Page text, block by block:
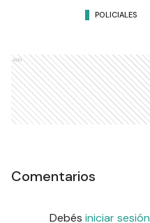
POLICIALES
Ads
Comentarios
Debés iniciar sesión